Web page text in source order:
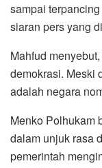
sampai
siaran pers yang
Mahfud
demokrasi. Meski
adalah negara
Menko Polhukam
dalam unjuk rasa
pemerintah